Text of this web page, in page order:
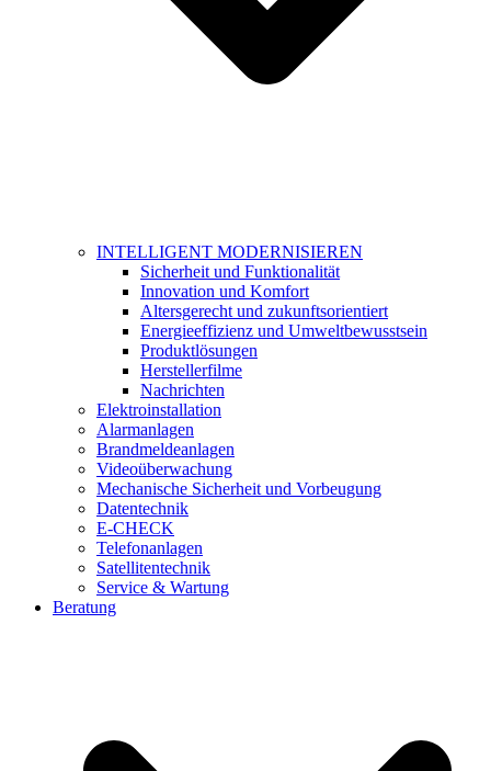
INTELLIGENT MODERNISIEREN
Sicherheit und Funktionalität
Innovation und Komfort
Altersgerecht und zukunftsorientiert
Energieeffizienz und Umweltbewusstsein
Produktlösungen
Herstellerfilme
Nachrichten
Elektroinstallation
Alarmanlagen
Brandmeldeanlagen
Videoüberwachung
Mechanische Sicherheit und Vorbeugung
Datentechnik
E-CHECK
Telefonanlagen
Satellitentechnik
Service & Wartung
Beratung